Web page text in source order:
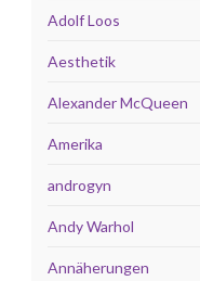
Adolf Loos
Aesthetik
Alexander McQueen
Amerika
androgyn
Andy Warhol
Annäherungen